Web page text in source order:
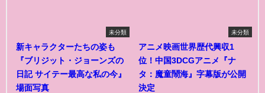
未分類
新キャラクターたちの姿も
『ブリジット・ジョーンズの
日記 サイテー最高な私の今』
場面写真
未分類
アニメ映画世界歴代興収1
位！中国3DCGアニメ『ナ
タ：魔童鬧海』字幕版が公開
決定